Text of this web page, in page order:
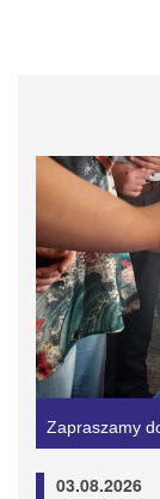
Zapraszamy
03.08.2026